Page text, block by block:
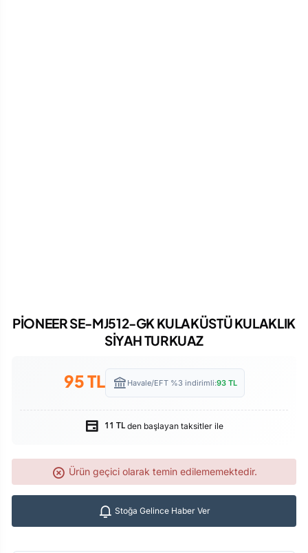
PİONEER SE-MJ512-GK KULAKÜSTÜ KULAKLIK
SİYAH TURKUAZ
95TL Havale/EFT %3 indirimli:93TL
11 TL den başlayan taksitler ile
Ürün geçici olarak temin edilememektedir.
Stoğa Gelince Haber Ver